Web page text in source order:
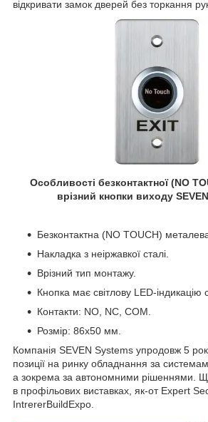
відкривати замок дверей без торкання
Особливості безконтактної (NO
врізний кнопки виходу
Безконтактна (NO TOUCH)
Накладка з неіржавкої сталі.
Врізний тип монтажу.
Кнопка має світлову LED-індикацію
Контакти: NO, NC, COM.
Розмір: 86х50 мм.
Компанія SEVEN Systems упродовж 5
позиції на ринку обладнання за
а зокрема за автономними рішеннями.
в профільових виставках, як-от Expert
IntrererBuildExpo.